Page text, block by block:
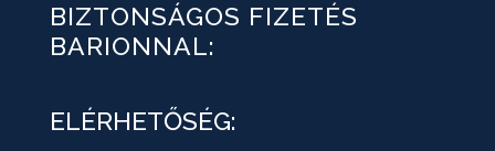
BIZTONSÁGOS FIZETÉS
BARIONNAL:
ELÉRHETŐSÉG: